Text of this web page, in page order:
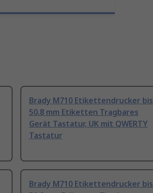
Brady M710 Etikettendrucker bis
50.8 mm Etiketten Tragbares
Gerät Tastatur, UK mit QWERTY
Tastatur
Brady M710 Etikettendrucker bis